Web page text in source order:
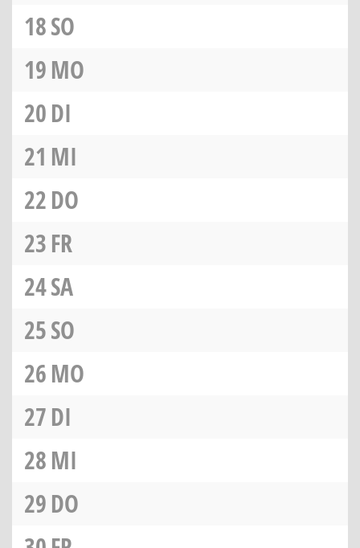
18SO
19MO
20DI
21 MI
22DO
23FR
24SA
25SO
26MO
27DI
28MI
29DO